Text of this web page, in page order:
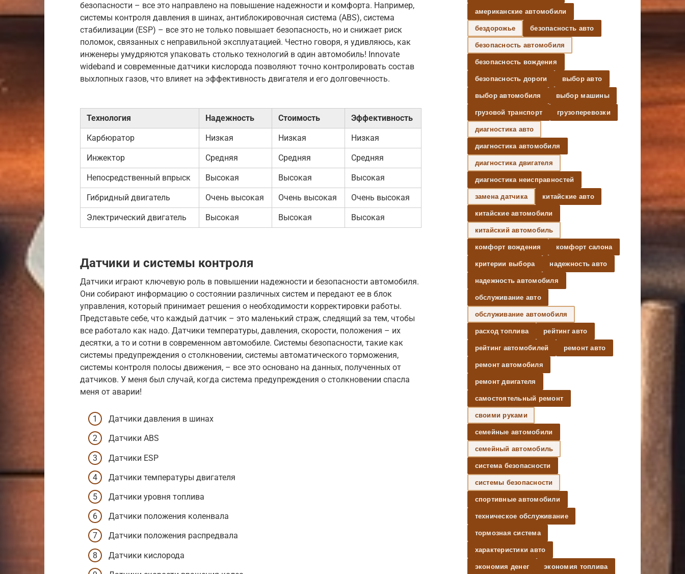
безопасности – все это направлено на повышение надежности и комфорта. Например,
системы контроля давления в шинах, антиблокировочная система (ABS), система
стабилизации (ESP) – все это не только повышает безопасность, но и снижает риск
поломок, связанных с неправильной эксплуатацией. Честно говоря, я удивляюсь, как
инженеры умудряются упаковать столько технологий в один автомобиль! Innovate
wideband и современные датчики кислорода позволяют точно контролировать состав
выхлопных газов, что влияет на эффективность двигателя и его долговечность.
Технология Надежность Стоимость Эффективность
Карбюратор Низкая Низкая Низкая
Инжектор Средняя Средняя Средняя
Непосредственный впрыск Высокая Высокая Высокая
Гибридный двигатель Очень высокая Очень высокая Очень высокая
Электрический двигатель Высокая Высокая Высокая
Датчики и системы контроля
Датчики играют ключевую роль в повышении надежности и безопасности автомобиля.
Они собирают информацию о состоянии различных систем и передают ее в блок
управления, который принимает решения о необходимости корректировки работы.
Представьте себе, что каждый датчик – это маленький страж, следящий за тем, чтобы
все работало как надо. Датчики температуры, давления, скорости, положения – их
десятки, а то и сотни в современном автомобиле. Системы безопасности, такие как
системы предупреждения о столкновении, системы автоматического торможения,
системы контроля полосы движения, – все это основано на данных, полученных от
датчиков. У меня был случай, когда система предупреждения о столкновении спасла
меня от аварии!
Датчики давления в шинах
Датчики ABS
Датчики ESP
Датчики температуры двигателя
Датчики уровня топлива
Датчики положения коленвала
Датчики положения распредвала
Датчики кислорода
американские автомобили
бездорожье безопасность авто
безопасность автомобиля
безопасность вождения
безопасность дороги выбор авто
выбор автомобиля выбор машины
грузовой транспорт грузоперевозки
диагностика авто
диагностика автомобиля
диагностика двигателя
диагностика неисправностей
замена датчика китайские авто
китайские автомобили
китайский автомобиль
комфорт вождения комфорт салона
критерии выбора надежность авто
надежность автомобиля
обслуживание авто
обслуживание автомобиля
расход топлива рейтинг авто
рейтинг автомобилей ремонт авто
ремонт автомобиля
ремонт двигателя
самостоятельный ремонт
своими руками
семейные автомобили
семейный автомобиль
система безопасности
системы безопасности
спортивные автомобили
техническое обслуживание
тормозная система
характеристики авто
экономия денег экономия топлива